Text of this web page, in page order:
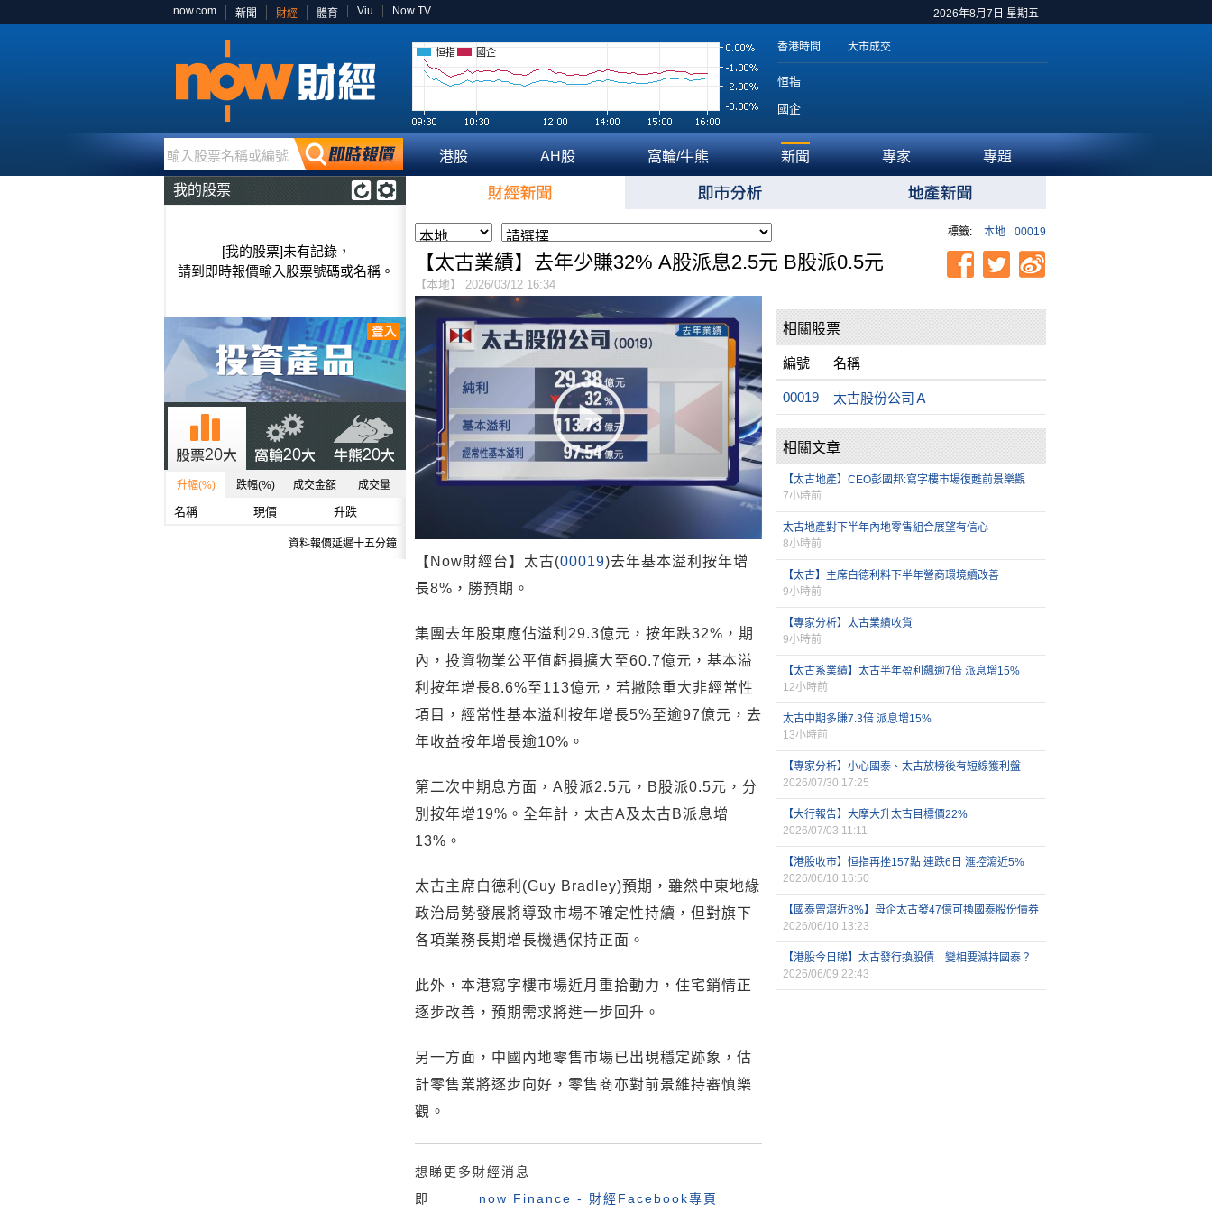
2026年8月7日 星期五
now.com 新聞 財經 體育 Viu Now TV
恒指 國企 香港時間 大市成交
恒指
國企
輸入股票名稱或編號 港股 AH股 窩輪/牛熊 新聞 專家 專題
我的股票
[我的股票]未有記錄，
請到即時報價輸入股票號碼或名稱。
升幅(%) 跌幅(%) 成交金額 成交量
名稱 現價 升跌
資料報價延遲十五分鐘
標籤: 本地 00019
【太古業績】去年少賺32% A股派息2.5元 B股派0.5元
【本地】 2026/03/12 16:34
【Now財經台】太古(00019)去年基本溢利按年增
長8%，勝預期。
集團去年股東應佔溢利29.3億元，按年跌32%，期
內，投資物業公平值虧損擴大至60.7億元，基本溢
利按年增長8.6%至113億元，若撇除重大非經常性
項目，經常性基本溢利按年增長5%至逾97億元，去
年收益按年增長逾10%。
第二次中期息方面，A股派2.5元，B股派0.5元，分
別按年增19%。全年計，太古A及太古B派息增
13%。
太古主席白德利(Guy Bradley)預期，雖然中東地緣
政治局勢發展將導致市場不確定性持續，但對旗下
各項業務長期增長機遇保持正面。
此外，本港寫字樓市場近月重拾動力，住宅銷情正
逐步改善，預期需求將進一步回升。
另一方面，中國內地零售市場已出現穩定跡象，估
計零售業將逐步向好，零售商亦對前景維持審慎樂
觀。
想睇更多財經消息
即
now Finance - 財經Facebook專頁
相關股票
編號 名稱
00019 太古股份公司Ａ
相關文章
【太古地產】CEO彭國邦:寫字樓市場復甦前景樂觀
7小時前
太古地產對下半年內地零售組合展望有信心
8小時前
【太古】主席白德利料下半年營商環境續改善
9小時前
【專家分析】太古業績收貨
9小時前
【太古系業績】太古半年盈利飆逾7倍 派息增15%
12小時前
太古中期多賺7.3倍 派息增15%
13小時前
【專家分析】小心國泰、太古放榜後有短線獲利盤
2026/07/30 17:25
【大行報告】大摩大升太古目標價22%
2026/07/03 11:11
【港股收市】恒指再挫157點 連跌6日 滙控瀉近5%
2026/06/10 16:50
【國泰曾瀉近8%】母企太古發47億可換國泰股份債券
2026/06/10 13:23
【港股今日睇】太古發行換股債 變相要減持國泰？
2026/06/09 22:43